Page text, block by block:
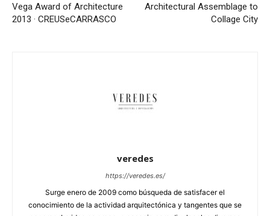
Vega Award of Architecture
2013 · CREUSeCARRASCO
Architectural Assemblage to
Collage City
veredes
https://veredes.es/
Surge enero de 2009 como búsqueda de satisfacer el
conocimiento de la actividad arquitectónica y tangentes que se